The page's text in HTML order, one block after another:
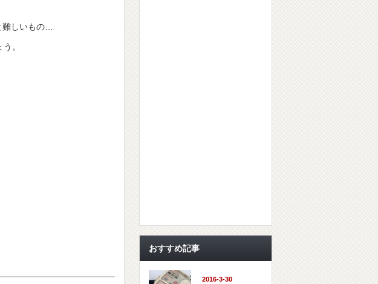
難しいもの…
。
おすすめ記事
2016-3-30